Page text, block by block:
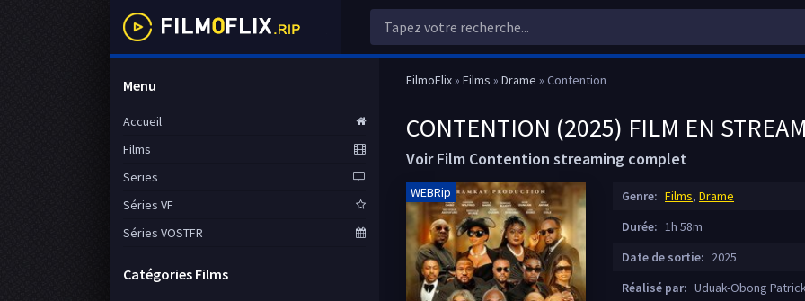
FilmoFlix» Films » Drame » Contention
CONTENTION (2025) FILM EN
Voir Film Contention streaming complet
WEBRip Genre: Films, Drame
Durée: 1h 58m
Date de sortie: 2025
Réalisé par: Uduak-Obong
Menu
Accueil
Films
Series
Séries VF
Séries VOSTFR
Catégories Films